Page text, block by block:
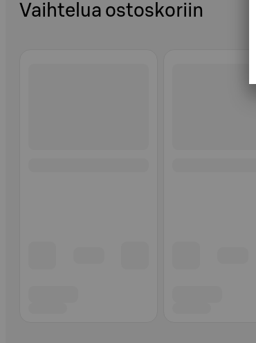
Vaihtelua ostoskoriin